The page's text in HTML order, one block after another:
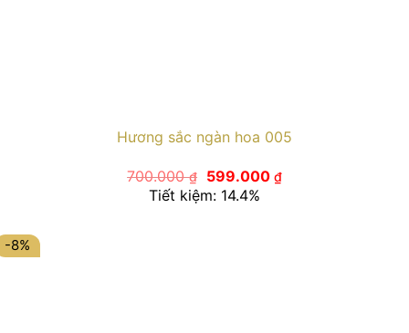
Hương sắc ngàn hoa 005
700.000₫
Giá
gốc
là:
599.000 ₫Giá
hiện
Tiết kiệm: 14.4%
-8%